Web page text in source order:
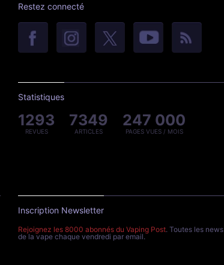
Restez connecté
Statistiques
1293
REVUES
7349
ARTICLES
247 000
PAGES VUES / MOIS
Inscription Newsletter
Rejoignez les 8000 abonnés du Vaping Post. Toutes les news
de la vape chaque vendredi par email.